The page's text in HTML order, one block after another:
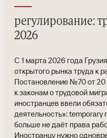
регулирование:
2026
С 1 марта 2026 года
открытого рынка труда к
Постановление №70 от
к законам о трудовой
иностранцев ввели
деятельность»:
больше не даёт права
Иностранцу нужно